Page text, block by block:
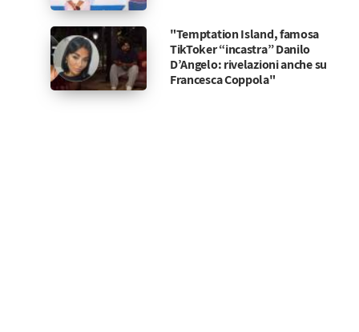
"Temptation Island, famosa
TikToker “incastra” Danilo
D’Angelo: rivelazioni anche su
Francesca Coppola"